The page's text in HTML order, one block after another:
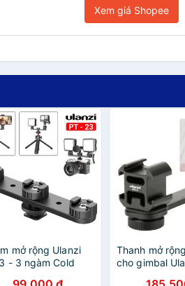
Xem giá Shopee
mở rộng Ulanzi
- 3 ngàm Cold
Thanh mở
cho gimbal